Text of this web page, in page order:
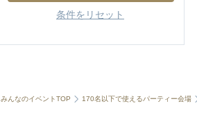
条件をリセット
みんなのイベントTOP 170名以下で使えるパーティー会場